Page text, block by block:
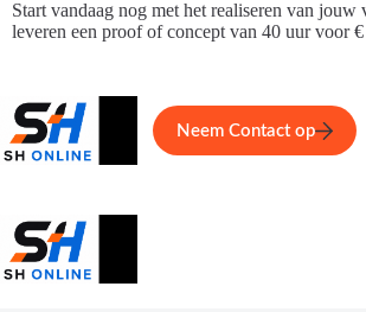
Ga
naar
Start vandaag nog met het realiseren van jouw
leveren een proof of concept van 40 uur voor
Home Service
Neem Contact op